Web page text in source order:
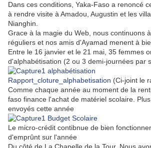
Dans ces conditions, Yaka-Faso a renoncé
à rendre visite à Amadou, Augustin et les
Nianghin.
Grace à la magie du Web, nous continuons
réguliers et nos amis d'Ayamad menent à
Entre le 16 janvier et le 21 mai, 35 femmes
d'alphabétisation (2 ou 3 demi-journées par
Rapport_cloture_alphabetisation (Ci-joint le
Comme chaque année au moment de la
faso finance l'achat de matériel scolaire.
envoyés cette année
Le micro-crédit contibnue de bien
d'emprûnt sur l'année